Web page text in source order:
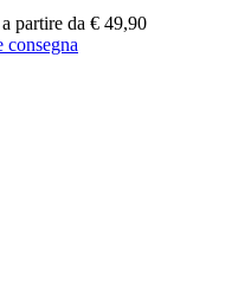
a partire da € 49,90